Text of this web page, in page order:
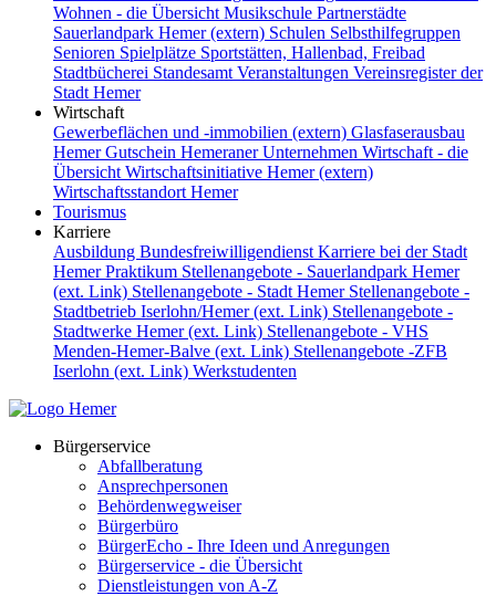
Wohnen - die Übersicht Musikschule Partnerstädte
Sauerlandpark Hemer (extern) Schulen Selbsthilfegruppen
Senioren Spielplätze Sportstätten, Hallenbad, Freibad
Stadtbücherei Standesamt Veranstaltungen Vereinsregister der
Stadt Hemer
Wirtschaft
Gewerbeflächen und -immobilien (extern) Glasfaserausbau
Hemer Gutschein Hemeraner Unternehmen Wirtschaft - die
Übersicht Wirtschaftsinitiative Hemer (extern)
Wirtschaftsstandort Hemer
Tourismus
Karriere
Ausbildung Bundesfreiwilligendienst Karriere bei der Stadt
HemerPraktikum Stellenangebote - Sauerlandpark Hemer
(ext. Link) Stellenangebote - Stadt Hemer Stellenangebote -
Stadtbetrieb Iserlohn/Hemer (ext. Link) Stellenangebote -
Stadtwerke Hemer (ext. Link) Stellenangebote - VHS
Menden-Hemer-Balve (ext. Link) Stellenangebote -ZFB
Iserlohn (ext. Link) Werkstudenten
Bürgerservice
Abfallberatung
Ansprechpersonen
Behördenwegweiser
Bürgerbüro
BürgerEcho - Ihre Ideen und Anregungen
Bürgerservice - die Übersicht
Dienstleistungen von A-Z